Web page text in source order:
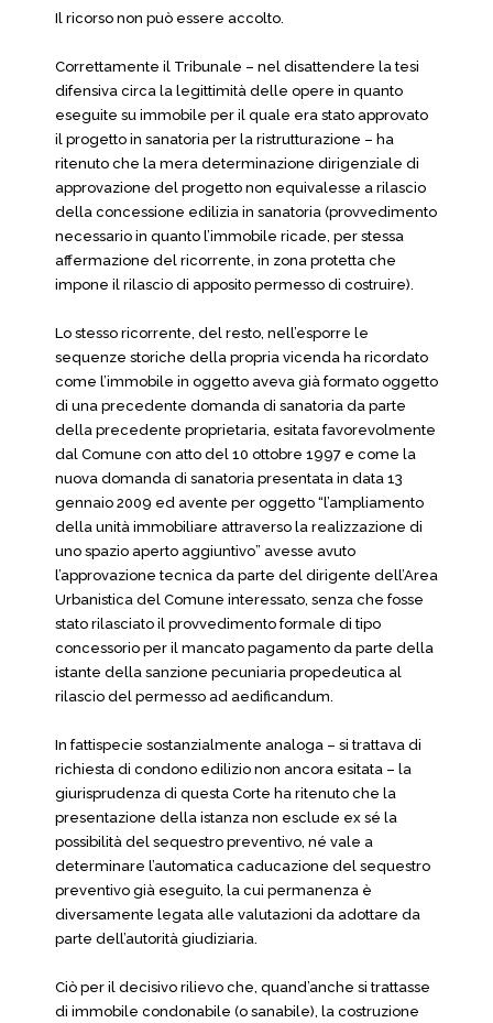
Il ricorso non può essere accolto.
Correttamente il Tribunale – nel disattendere la tesi
difensiva circa la legittimità delle opere in quanto
eseguite su immobile per il quale era stato approvato
il progetto in sanatoria per la ristrutturazione – ha
ritenuto che la mera determinazione dirigenziale di
approvazione del progetto non equivalesse a rilascio
della concessione edilizia in sanatoria (provvedimento
necessario in quanto l’immobile ricade, per stessa
affermazione del ricorrente, in zona protetta che
impone il rilascio di apposito permesso di costruire).
Lo stesso ricorrente, del resto, nell’esporre le
sequenze storiche della propria vicenda ha ricordato
come l’immobile in oggetto aveva già formato oggetto
di una precedente domanda di sanatoria da parte
della precedente proprietaria, esitata favorevolmente
dal Comune con atto del 10 ottobre 1997 e come la
nuova domanda di sanatoria presentata in data 13
gennaio 2009 ed avente per oggetto “l’ampliamento
della unità immobiliare attraverso la realizzazione di
uno spazio aperto aggiuntivo” avesse avuto
l’approvazione tecnica da parte del dirigente dell’Area
Urbanistica del Comune interessato, senza che fosse
stato rilasciato il provvedimento formale di tipo
concessorio per il mancato pagamento da parte della
istante della sanzione pecuniaria propedeutica al
rilascio del permesso ad aedificandum.
In fattispecie sostanzialmente analoga – si trattava di
richiesta di condono edilizio non ancora esitata – la
giurisprudenza di questa Corte ha ritenuto che la
presentazione della istanza non esclude ex sé la
possibilità del sequestro preventivo, né vale a
determinare l’automatica caducazione del sequestro
preventivo già eseguito, la cui permanenza è
diversamente legata alle valutazioni da adottare da
parte dell’autorità giudiziaria.
Ciò per il decisivo rilievo che, quand’anche si trattasse
di immobile condonabile (o sanabile), la costruzione